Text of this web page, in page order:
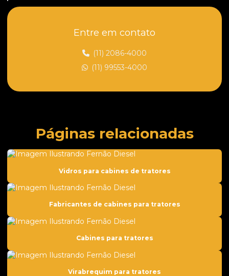
Caçamba para trator preço
Capota florestal para trator de esteira
Cilindro hidráulico para tratores
Compressor de ar condicionado para trator
Compressor de ar para trator
Distribuidora de peças para tratores
Embuchamento para tratores
Empresa de peças para tratores
Entre em contato
(11) 2086-4000
(11) 99553-4000
Páginas relacionadas
Vidros para cabines de tratores
Fabricantes de cabines para tratores
Cabines para tratores
Virabrequim para tratores